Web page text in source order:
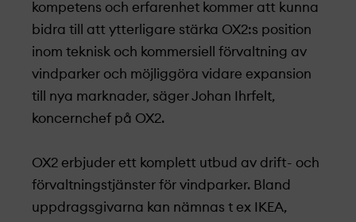
kompetens och erfarenhet kommer att kunna
bidra till att ytterligare stärka OX2:s position
inom teknisk och kommersiell förvaltning av
vindparker och möjliggöra vidare expansion
till nya marknader, säger Johan Ihrfelt,
koncernchef på OX2.
OX2 erbjuder ett komplett utbud av drift- och
förvaltningstjänster för vindparker. Bland
uppdragsgivarna kan nämnas t ex IKEA,